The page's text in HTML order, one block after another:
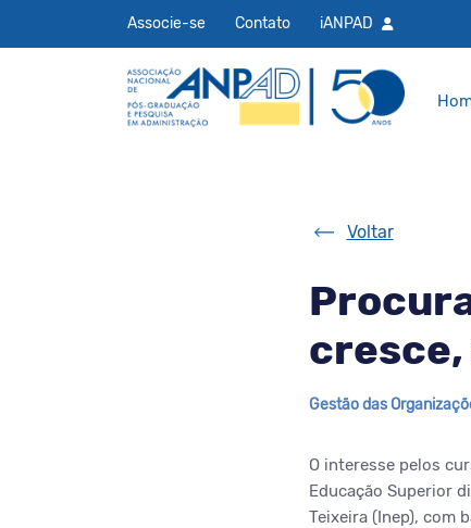
Associe-se Contato iANPAD
Voltar
cresce,
Gestão das
O interesse pelos
Educação Superior
Teixeira (Inep), com